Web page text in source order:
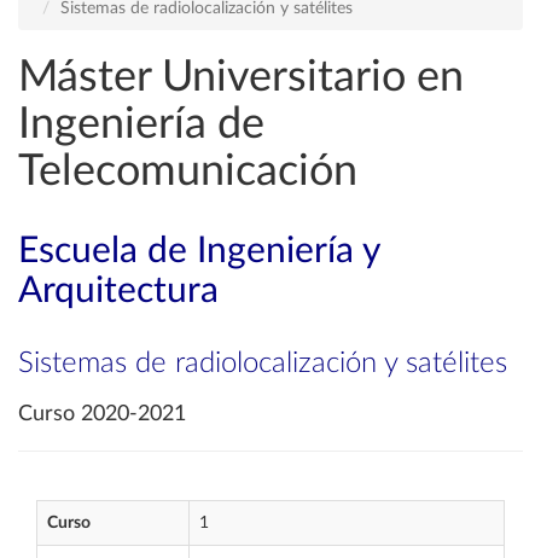
Sistemas de radiolocalización y satélites
Máster Universitario en
Ingeniería de
Telecomunicación
Escuela de Ingeniería y
Arquitectura
Sistemas de radiolocalización y satélites
Curso 2020-2021
Curso 1